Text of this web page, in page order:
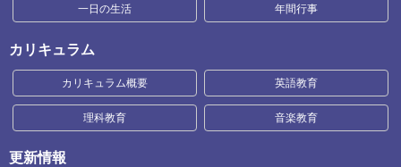
一日の生活 年間行事
カリキュラム
カリキュラム概要 英語教育
理科教育 音楽教育
更新情報